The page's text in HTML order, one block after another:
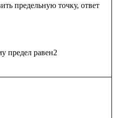
предельную точку, ответ